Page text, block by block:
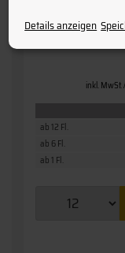
inkl. MwSt.
ab 1 Fl.
ab 6 Fl.
ab 12 Fl.
Details anzeigen